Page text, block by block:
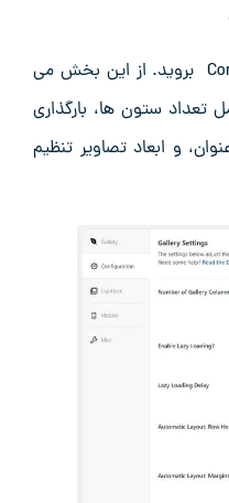
در مرحله بعد، به تب Configuration بروید. از این بخش می
تعداد ستون ‌ها، بارگذاری
و ابعاد تصاویر تنظیم